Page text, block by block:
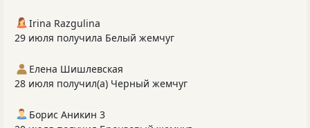
Irina Razgulina
29 июля получила Белый жемчуг
Елена Шишлевская
28 июля получил(а) Черный жемчуг
Борис Аникин 3